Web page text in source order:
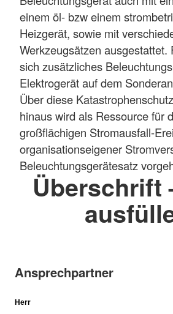
einem öl- bzw einem
Heizgerät, sowie mit
Werkzeugsätzen ausgestattet.
sich zusätzliches
Elektrogerät auf dem
Über diese
hinaus wird als Ressource für
großflächigen Stromausfall-
organisationseigener
Beleuchtungsgerätesatz
Überschrift
Ansprechpartner
Herr